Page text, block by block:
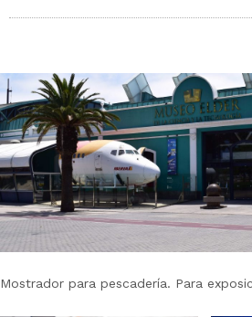
Mostrador para pescadería. Para